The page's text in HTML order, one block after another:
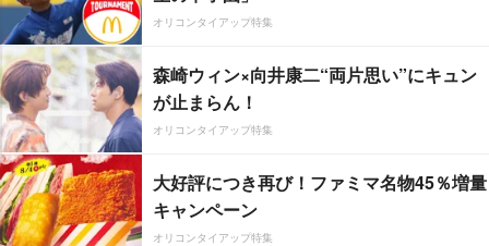
オリコンタイアップ特集
森崎ウィン×向井康二“両片思い”にキュン
が止まらん！
オリコンタイアップ特集
大好評につき再び！ファミマ名物45％増量
キャンペーン
オリコンタイアップ特集